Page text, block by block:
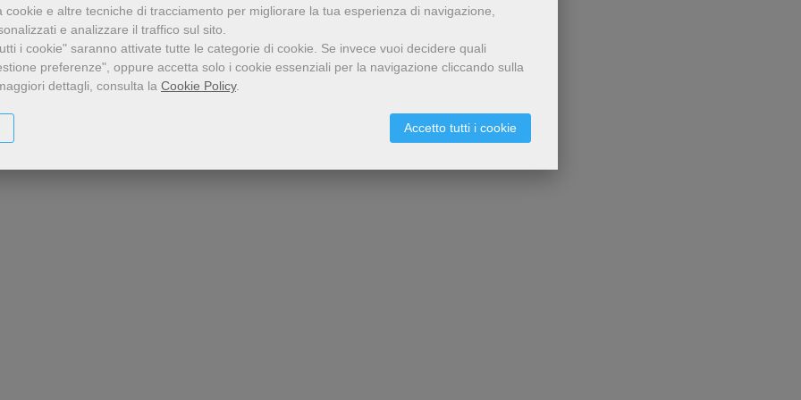
cookie e altre tecniche di tracciamento per migliorare la tua esperienza di navigazione,
e analizzare il traffico sul sito.
i cookie" saranno attivate tutte le categorie di cookie. Se invece vuoi decidere quali
preferenze", oppure accetta solo i cookie essenziali per la navigazione cliccando sulla
dettagli, consulta la Cookie Policy.
Accetto tutti i cookie